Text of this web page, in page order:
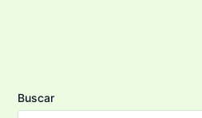
de
Buscar